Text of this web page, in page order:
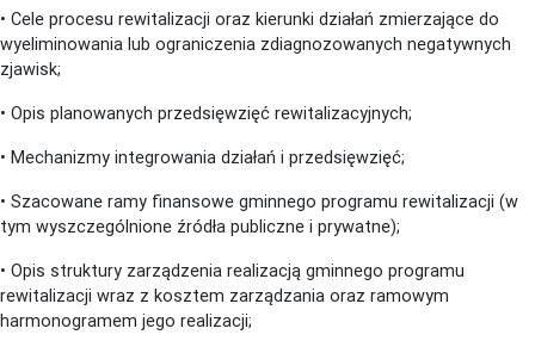
• Cele procesu rewitalizacji oraz kierunki działań zmierzające do
wyeliminowania lub ograniczenia zdiagnozowanych negatywnych
zjawisk;
• Opis planowanych przedsięwzięć rewitalizacyjnych;
• Mechanizmy integrowania działań i przedsięwzięć;
• Szacowane ramy finansowe gminnego programu rewitalizacji (w
tym wyszczególnione źródła publiczne i prywatne);
• Opis struktury zarządzenia realizacją gminnego programu
rewitalizacji wraz z kosztem zarządzania oraz ramowym
harmonogramem jego realizacji;